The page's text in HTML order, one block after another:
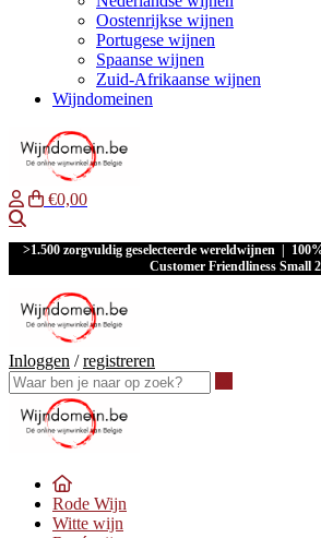
Oostenrijkse wijnen
Portugese wijnen
Spaanse wijnen
Zuid-Afrikaanse wijnen
Wijndomeinen
€0,00
>1.500 zorgvuldig geselecteerde wereldwijnen |
Customer Friendliness Small
Inloggen /registreren
Rode Wijn
Witte wijn